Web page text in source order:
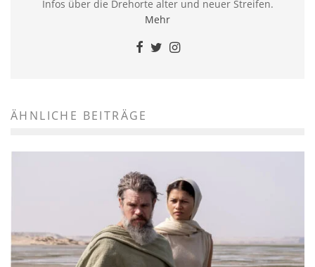
Infos über die Drehorte alter und neuer Streifen.
Mehr
ÄHNLICHE BEITRÄGE